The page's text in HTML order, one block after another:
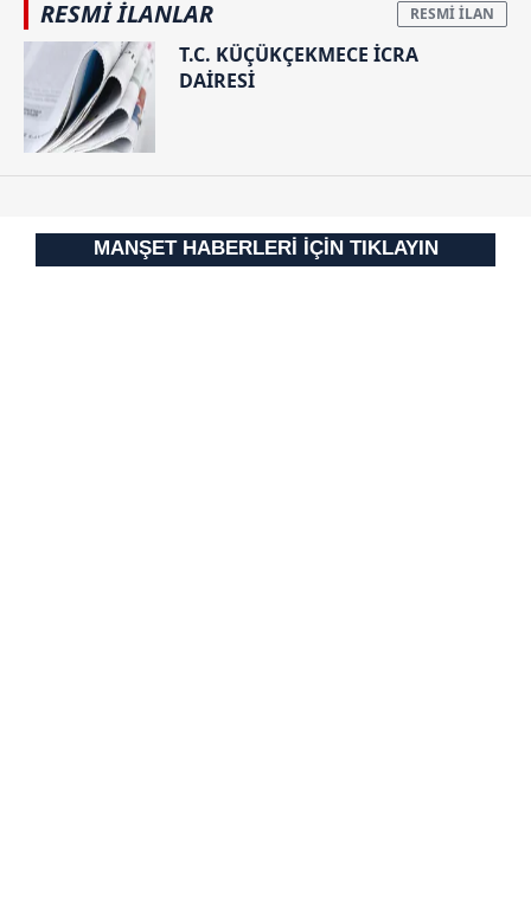
Çerezlere ilişkin tercihlerinizi aşağıda yer alan panel
vasıtasıyla belirleyebilirsiniz. Çerezlere ilişkin detaylı bilgi
için Ayarlar butonuna tıklayabilir,
Metnimiziziyaret edebilirsiniz.
6698 sayılı Kişisel Verilerin Korunması Kanunu uyarınca
ilgili mevzuata uygun olarak kullanılan çerezlerle ilgili bilgi
almak için lütfentıklayınız.
RESMİ İLANLAR
T.C. KÜÇÜKÇEKMECE İCRA
DAİRESİ
MANŞET HABERLERİ İÇİN TIKLAYIN